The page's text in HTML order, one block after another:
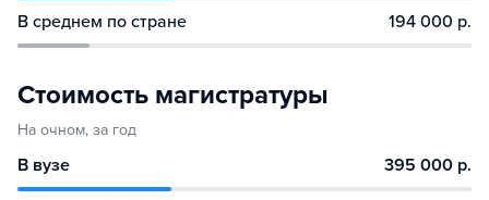
В среднем по стране 194 000 р.
Стоимость магистратуры
На очном, за год
В вузе 395 000 р.